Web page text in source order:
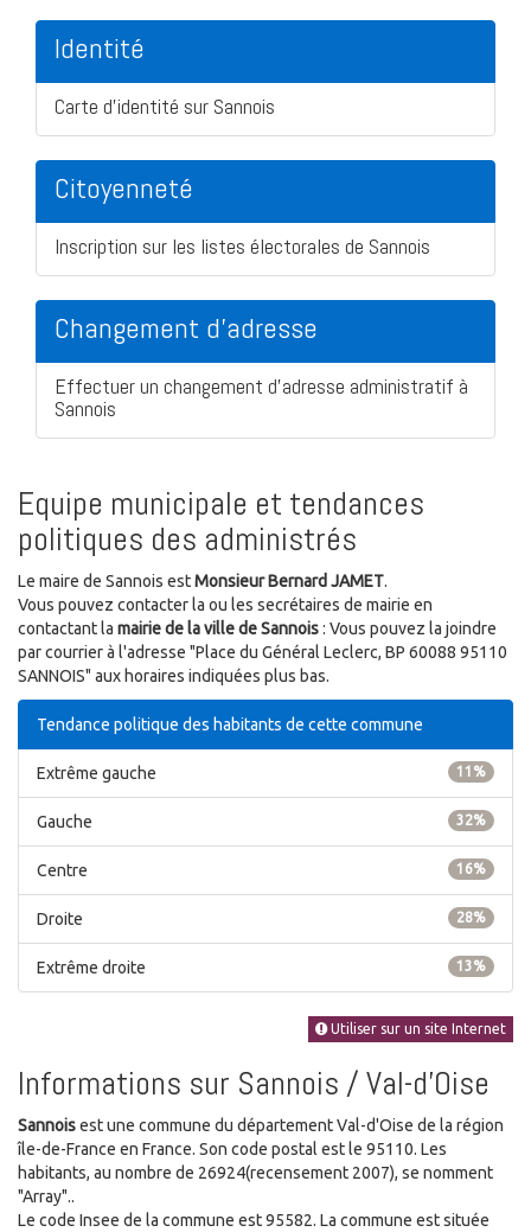
Identité
Carte d'identité sur Sannois
Citoyenneté
Inscription sur les listes électorales de Sannois
Changement d'adresse
Effectuer un changement d'adresse administratif à
Sannois
Equipe municipale et tendances
politiques des administrés
Le maire de Sannois estMonsieur Bernard JAMET.
Vous pouvez contacter la ou les secrétaires de mairie en
contactant la mairie de la ville de Sannois: Vous pouvez la joindre
par courrier à l'adresse "Place du Général Leclerc, BP 60088 95110
SANNOIS" aux horaires indiquées plus bas.
Tendance politique des habitants de cette commune
11%
Extrême gauche
32%
Gauche
16%
Centre
28%
Droite
13%
Extrême droite
Utiliser sur un site Internet
Informations sur Sannois / Val-d'Oise
Sannoisest une commune du département Val-d'Oise de la région
île-de-France en France. Son code postal est le 95110. Les
habitants, au nombre de 26924(recensement 2007), se nomment
"Array"..
Le code Insee de la commune est 95582. La commune est située